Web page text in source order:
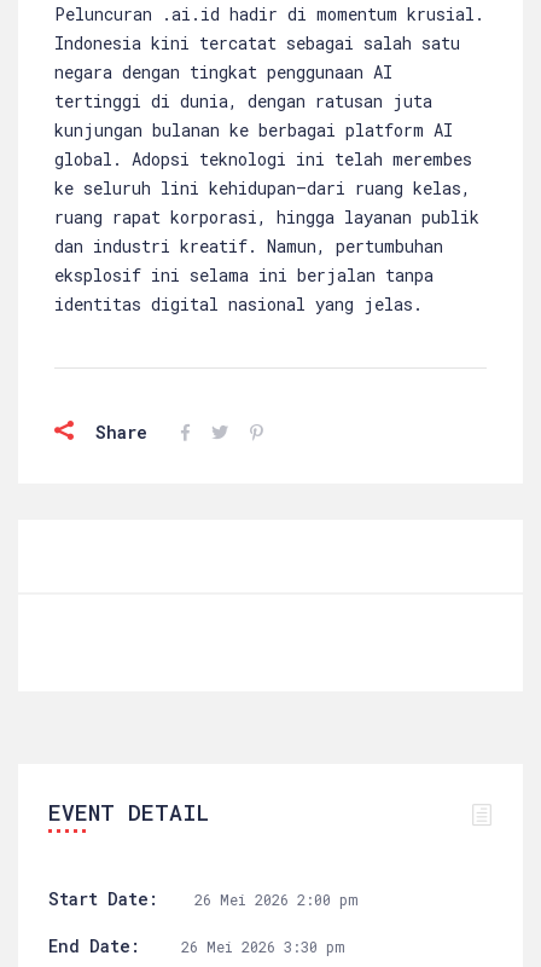
Peluncuran .ai.id hadir di momentum krusial.
Indonesia kini tercatat sebagai salah satu
negara dengan tingkat penggunaan AI
tertinggi di dunia, dengan ratusan juta
kunjungan bulanan ke berbagai platform AI
global. Adopsi teknologi ini telah merembes
ke seluruh lini kehidupan—dari ruang kelas,
ruang rapat korporasi, hingga layanan publik
dan industri kreatif. Namun, pertumbuhan
eksplosif ini selama ini berjalan tanpa
identitas digital nasional yang jelas.
Share
EVENT DETAIL
Start Date: 26 Mei 2026 2:00 pm
End Date: 26 Mei 2026 3:30 pm